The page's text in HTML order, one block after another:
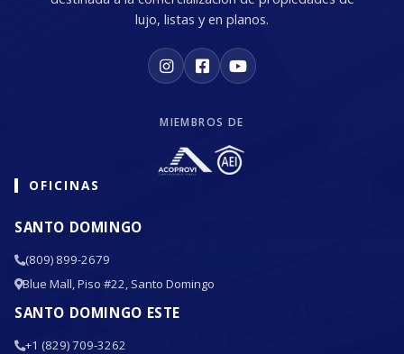
lujo, listas y en planos.
MIEMBROS DE
OFICINAS
SANTO DOMINGO
(809) 899-2679
Blue Mall, Piso #22, Santo Domingo
SANTO DOMINGO ESTE
+1 (829) 709-3262